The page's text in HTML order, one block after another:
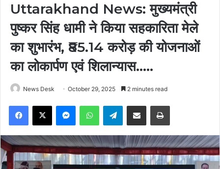
Uttarakhand News: मुख्यमंत्री
पुष्कर सिंह धामी ने किया सहकारिता मेले
का शुभारंभ, ₹85.14 करोड़ की योजनाओं
का लोकार्पण एवं शिलान्यास…..
News Desk October 29, 2025 2 minutes read
Facebook
X MessengerWhatsAppTelegramShare via Email Print